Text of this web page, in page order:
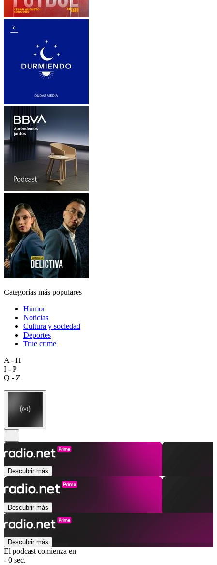
Categorías más populares
Humor
Noticias
Cultura y sociedad
Deportes
True crime
A - H
I - P
Q - Z
Descubrir más
Descubrir más
Descubrir más
El podcast comienza en
- 0 sec.